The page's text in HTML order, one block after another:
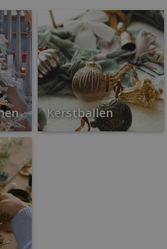
Kerstballen